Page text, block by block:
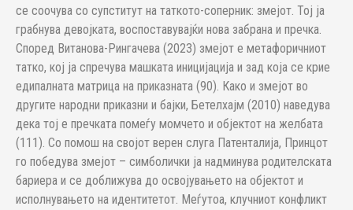
се соочува со супститут на таткото-соперник: змејот. Тој ја
грабнува девојката, воспоставувајќи нова забрана и пречка.
Според Витанова-Рингачева (2023) змејот е метафоричниот
татко, кој ја спречува машката иницијација и зад која се крие
едипалната матрица на приказната (90). Како и змејот во
другите народни приказни и бајки, Бетелхајм (2010) наведува
дека тој е пречката помеѓу момчето и објектот на желбата
(111). Со помош на својот верен слуга Патенталија, Принцот
го победува змејот – симболички ја надминува родителската
бариера и се доближува до освојувањето на објектот и
исполнувањето на идентитетот. Меѓутоа, клучниот конфликт